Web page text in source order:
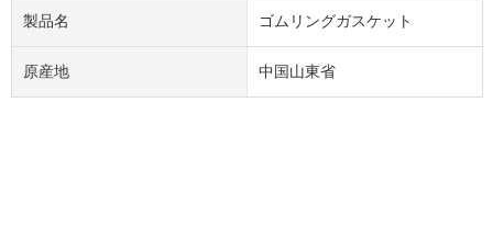
製品名 ゴムリングガスケット
原産地 中国山東省